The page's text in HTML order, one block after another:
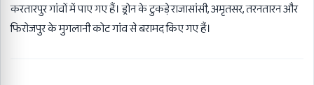
करतारपुर गांवों में पाए गए हैं। ड्रोन के टुकड़े राजासांसी, अमृतसर, तरनतारन और
फिरोजपुर के मुगलानी कोट गांव से बरामद किए गए हैं।